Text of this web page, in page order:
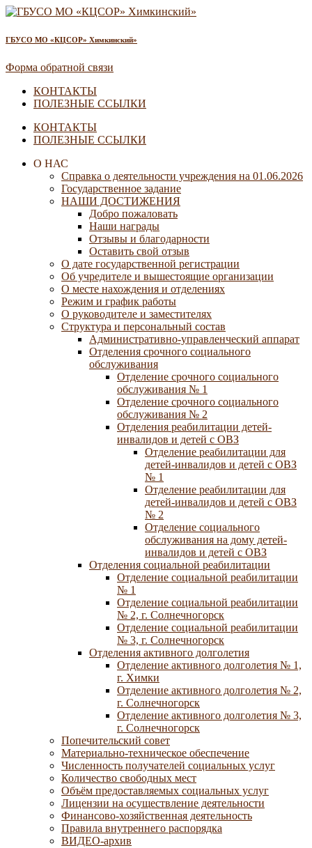
ГБУСО МО «КЦСОР» Химкинский»
Форма обратной связи
КОНТАКТЫ
ПОЛЕЗНЫЕ ССЫЛКИ
КОНТАКТЫ
ПОЛЕЗНЫЕ ССЫЛКИ
О НАС
Справка о деятельности учреждения на 01.06.2026
Государственное задание
НАШИ ДОСТИЖЕНИЯ
Добро пожаловать
Наши награды
Отзывы и благодарности
Оставить свой отзыв
О дате государственной регистрации
Об учредителе и вышестоящие организации
О месте нахождения и отделениях
Режим и график работы
О руководителе и заместителях
Структура и персональный состав
Административно-управленческий аппарат
Отделения срочного социального
обслуживания
Отделение срочного социального
обслуживания № 1
Отделение срочного социального
обслуживания № 2
Отделения реабилитации детей-
инвалидов и детей с ОВЗ
Отделение реабилитации для
детей-инвалидов и детей с ОВЗ
№ 1
Отделение реабилитации для
детей-инвалидов и детей с ОВЗ
№ 2
Отделение социального
обслуживания на дому детей-
инвалидов и детей с ОВЗ
Отделения социальной реабилитации
Отделение социальной реабилитации
№ 1
Отделение социальной реабилитации
№ 2, г. Солнечногорск
Отделение социальной реабилитации
№ 3, г. Солнечногорск
Отделения активного долголетия
Отделение активного долголетия № 1,
г. Химки
Отделение активного долголетия № 2,
г. Солнечногорск
Отделение активного долголетия № 3,
г. Солнечногорск
Попечительский совет
Материально-техническое обеспечение
Численность получателей социальных услуг
Количество свободных мест
Объём предоставляемых социальных услуг
Лицензии на осуществление деятельности
Финансово-хозяйственная деятельность
Правила внутреннего распорядка
ВИДЕО-архив